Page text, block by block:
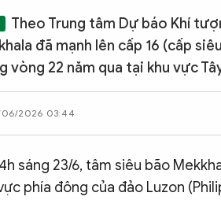
Theo Trung tâm Dự báo Khí
đã mạnh lên cấp 16 (cấp
vòng 22 năm qua tại khu vực
06/2026 03:44
sáng 23/6, tâm siêu bão
phía đông của đảo Luzon